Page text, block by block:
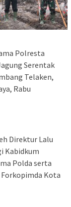
Polresta
Serentak
Telaken,
Rabu
Direktur Lalu
Kabidkum
Polda serta
Kota